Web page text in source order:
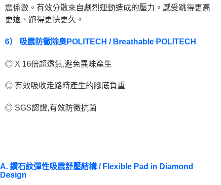
震係數。有效分散來自劇烈運動造成的壓力。感受跳得更高
更遠、跑得更快更久。
6） 吸震防黴除臭POLITECH / Breathable POLITECH
◎ X 16倍超透氣,避免異味產生
◎ 有效吸收走路時產生的腳底負重
◎ SGS認證,有效防黴抗菌
A. 鑽石紋彈性吸震舒壓結構 / Flexible Pad in Diamond
Design